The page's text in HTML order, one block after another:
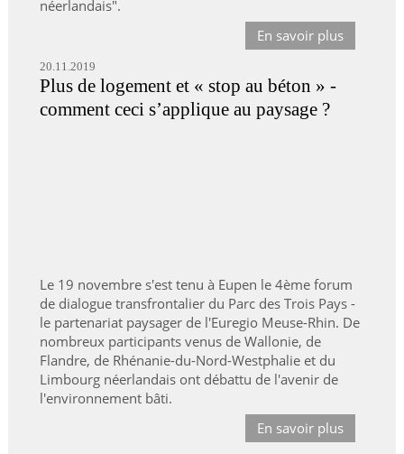
néerlandais".
En savoir plus
20.11.2019
Plus de logement et « stop au béton » -
comment ceci s’applique au paysage ?
Le 19 novembre s'est tenu à Eupen le 4ème forum
de dialogue transfrontalier du Parc des Trois Pays -
le partenariat paysager de l'Euregio Meuse-Rhin. De
nombreux participants venus de Wallonie, de
Flandre, de Rhénanie-du-Nord-Westphalie et du
Limbourg néerlandais ont débattu de l'avenir de
l'environnement bâti.
En savoir plus